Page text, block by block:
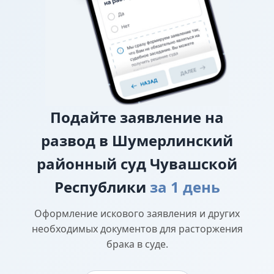
Подайте заявление на
развод в Шумерлинский
районный суд Чувашской
Республики за 1 день
Оформление искового заявления и других
необходимых документов для расторжения
брака в суде.